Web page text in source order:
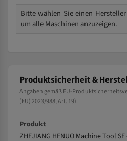
Bitte wählen Sie einen
um alle Maschinen anzuzeigen.
Produktsicherheit &
Angaben gemäß EU-
(EU) 2023/988, Art. 19).
Produkt
ZHEJIANG HENUO Machine Tool